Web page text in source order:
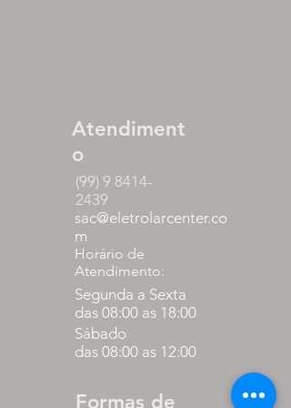
Atendiment
o
(99) 9 8414-
2439
sac@eletrolarcenter.co
m
Horário de
Atendimento:
Segunda a Sexta
das 08:00 as 18:00
Sábado
das 08:00 as 12:00
Formas de